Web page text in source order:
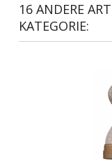
16 ANDERE
KATEGORIE: